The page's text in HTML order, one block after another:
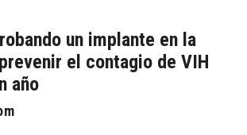
un implante en la
el contagio de VIH
año